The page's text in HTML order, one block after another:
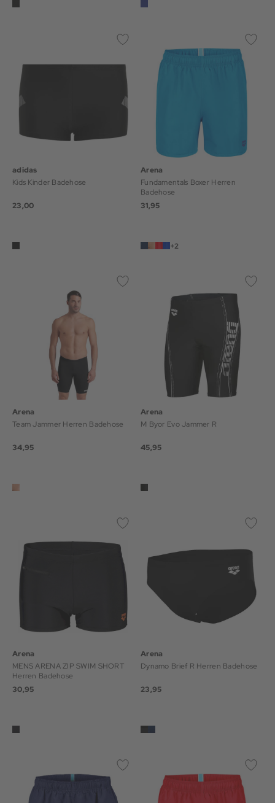
adidas
Kids Kinder Badehose
23,00
Arena
Fundamentals Boxer Herren
Badehose
31,95
+2
Arena
Team Jammer Herren Badehose
34,95
Arena
M Byor Evo Jammer R
45,95
Arena
MENS ARENA ZIP SWIM SHORT
Herren Badehose
30,95
Arena
Dynamo Brief R Herren Badehose
23,95